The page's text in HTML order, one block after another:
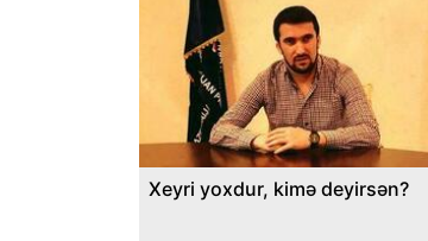
Xeyri yoxdur, kimə deyirsən?